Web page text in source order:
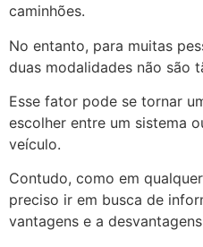
caminhões.
No entanto, para muitas
duas modalidades não são
Esse fator pode se tornar
escolher entre um sistema
veículo.
Contudo, como em
preciso ir em busca de
vantagens e a